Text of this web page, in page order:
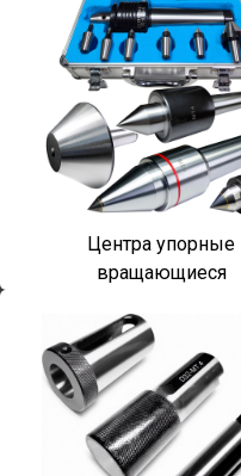
Центра упорные
вращающиеся